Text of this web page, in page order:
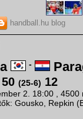
handball.hu blog
-
50 (25-6) 12
2. 18:00 , 4500
Gousko, Repkin